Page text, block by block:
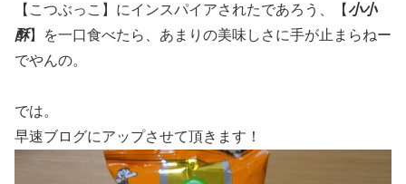
【こつぶっこ】にインスパイアされたであろう、【小小
酥】を一口食べたら、あまりの美味しさに手が止まらねー
でやんの。
では。
早速ブログにアップさせて頂きます！